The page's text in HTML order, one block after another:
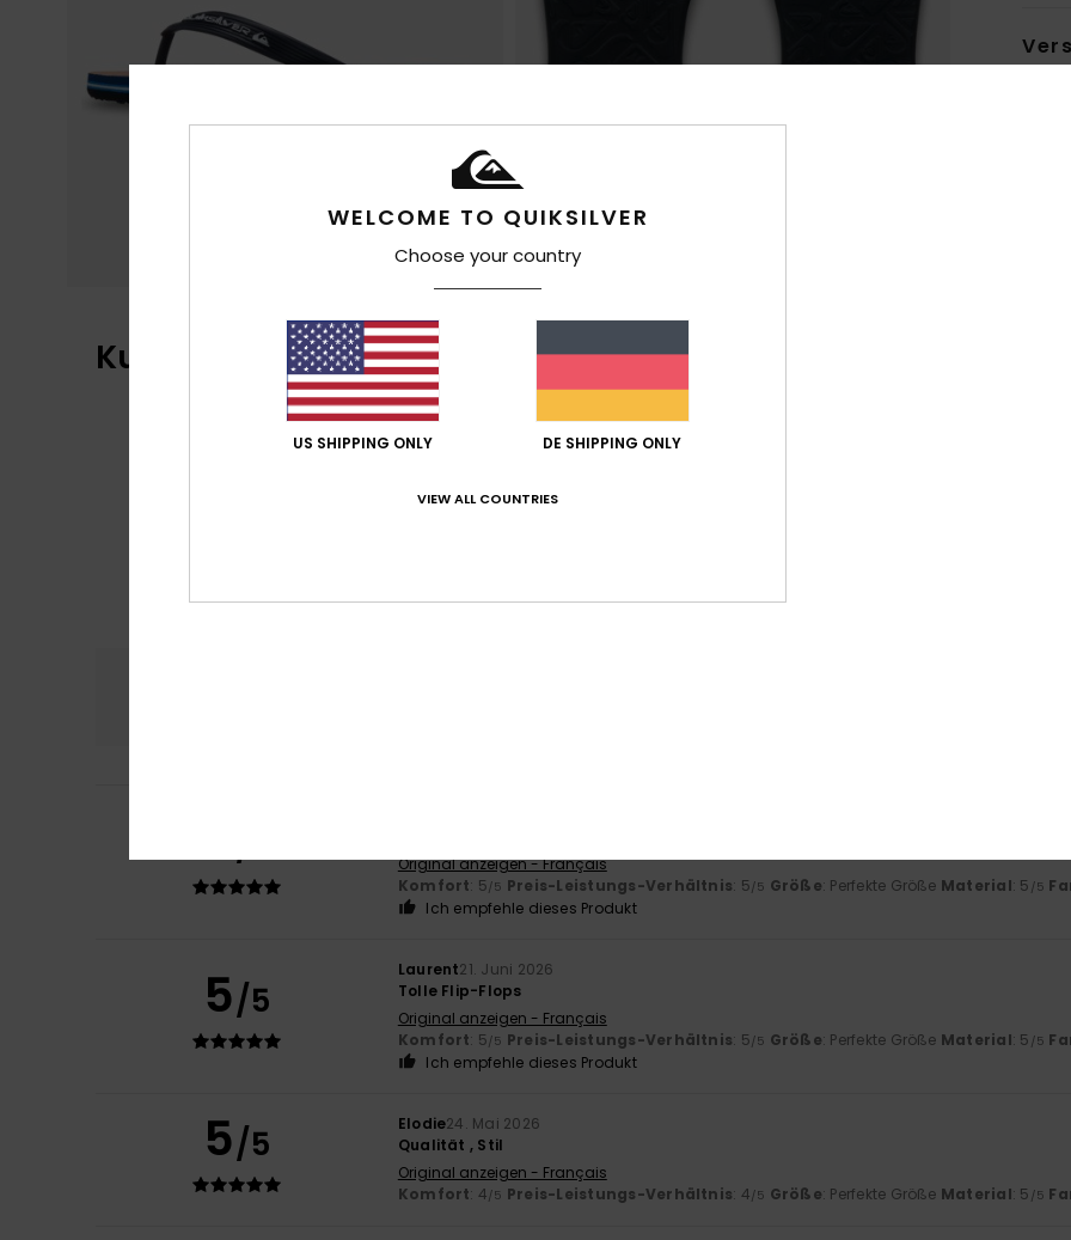
Kundenbewertungen
Durchschnittliche Bewertung
5
Original anzeigen - Français
Komfort: 5 /5 Preis-Leistungs-Verhältnis: 5 /5 Größe: Perfekte Größe Material: 5 /5
Ich empfehle dieses Produkt
5/5
Laurent21. Juni 2026
Tolle Flip-Flops
Original anzeigen - Français
Komfort: 5 /5 Preis-Leistungs-Verhältnis: 5 /5 Größe: Perfekte Größe Material: 5 /5
Ich empfehle dieses Produkt
5/5 Elodie24. Mai 2026
Qualität , Stil
Original anzeigen - Français
Komfort: 4 /5 Preis-Leistungs-Verhältnis: 4 /5 Größe: Perfekte Größe Material: 5 /5
WELCOME TO QUIKSILVER
Choose your country
US SHIPPING ONLY DE SHIPPING ONLY
VIEW ALL COUNTRIES